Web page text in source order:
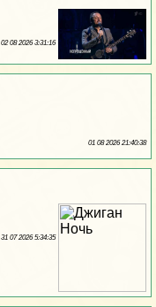
02 08 2026 3:31:16
01 08 2026 21:40:38
31 07 2026 5:34:35